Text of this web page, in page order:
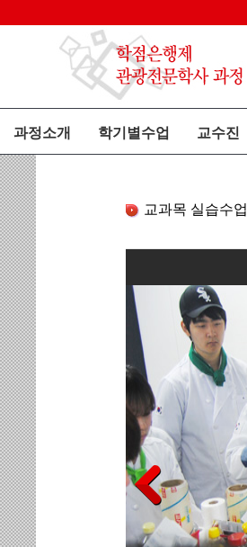
과정소개 학기별수업 교수진
교과목 실습수업